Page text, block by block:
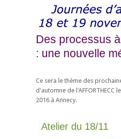
Des processus
: une nouvelle
Ce sera le thème des
d'automne de l'AFFORTHECC
2016 à Annecy.
Atelier du 18/11